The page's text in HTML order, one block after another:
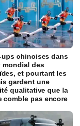
ups chinoises dans
mondial des
et pourtant les
gardent une
qualitative que la
comble pas encore